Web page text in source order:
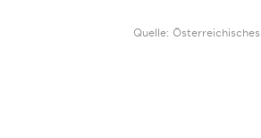
Quelle: